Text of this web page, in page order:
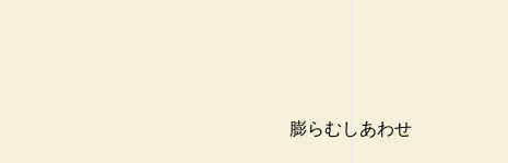
膨らむしあわせ